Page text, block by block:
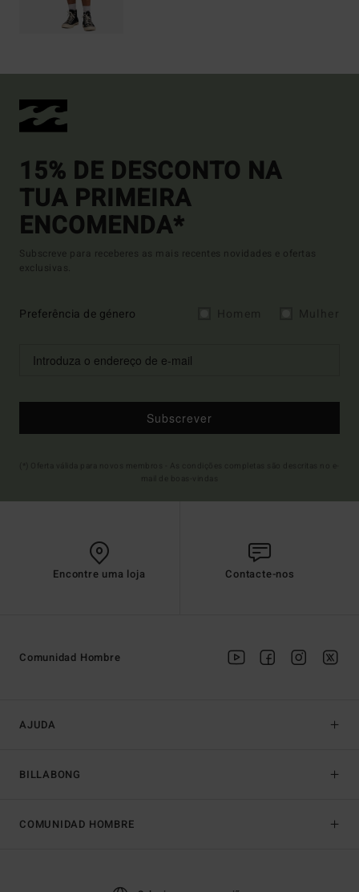
15% DE DESCONTO NA
TUA PRIMEIRA
ENCOMENDA*
Subscreve para receberes as mais recentes novidades e ofertas
exclusivas.
Preferência de género
Subscrever
Encontre uma loja Contacte-nos
AJUDA
BILLABONG
Comunidad Hombre
COMUNIDAD HOMBRE